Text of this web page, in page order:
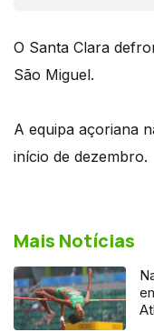
O Santa Clara
São Miguel.
A equipa açoriana
início de dezembro.
Mais Notícias